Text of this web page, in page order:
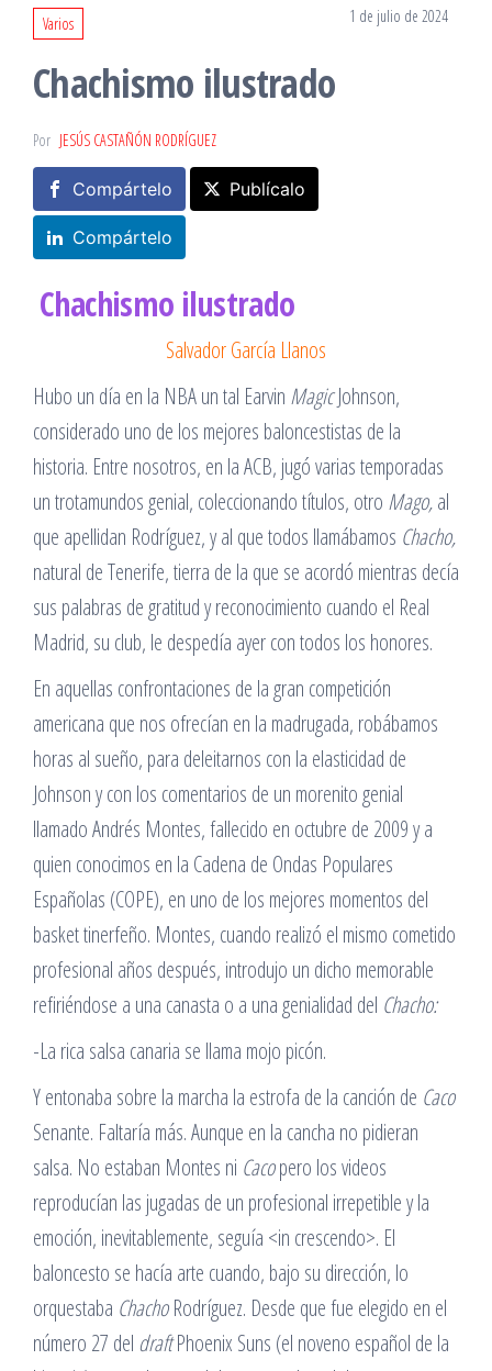
Varios 1 de julio de 2024
Chachismo ilustrado
Por JESÚS CASTAÑÓN RODRÍGUEZ
Compártelo Publícalo
Compártelo
Chachismo ilustrado
Salvador García Llanos
Hubo un día en la NBA un tal Earvin MagicJohnson,
considerado uno de los mejores baloncestistas de la
historia. Entre nosotros, en la ACB, jugó varias temporadas
un trotamundos genial, coleccionando títulos, otro Mago,al
que apellidan Rodríguez, y al que todos llamábamos Chacho,
natural de Tenerife, tierra de la que se acordó mientras decía
sus palabras de gratitud y reconocimiento cuando el Real
Madrid, su club, le despedía ayer con todos los honores.
En aquellas confrontaciones de la gran competición
americana que nos ofrecían en la madrugada, robábamos
horas al sueño, para deleitarnos con la elasticidad de
Johnson y con los comentarios de un morenito genial
llamado Andrés Montes, fallecido en octubre de 2009 y a
quien conocimos en la Cadena de Ondas Populares
Españolas (COPE), en uno de los mejores momentos del
basket tinerfeño. Montes, cuando realizó el mismo cometido
profesional años después, introdujo un dicho memorable
refiriéndose a una canasta o a una genialidad del Chacho:
-La rica salsa canaria se llama mojo picón.
Y entonaba sobre la marcha la estrofa de la canción de Caco
Senante. Faltaría más. Aunque en la cancha no pidieran
salsa. No estaban Montes ni Cacopero los videos
reproducían las jugadas de un profesional irrepetible y la
emoción, inevitablemente, seguía <in crescendo>. El
baloncesto se hacía arte cuando, bajo su dirección, lo
orquestaba ChachoRodríguez. Desde que fue elegido en el
número 27 del draftPhoenix Suns (el noveno español de la